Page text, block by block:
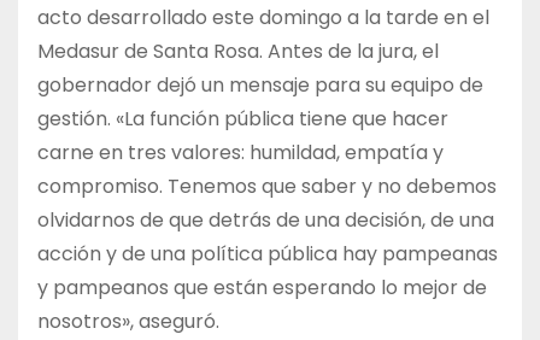
acto desarrollado este domingo a la tarde en el
Medasur de Santa Rosa. Antes de la jura, el
gobernador dejó un mensaje para su equipo de
gestión. «La función pública tiene que hacer
carne en tres valores: humildad, empatía y
compromiso. Tenemos que saber y no debemos
olvidarnos de que detrás de una decisión, de una
acción y de una política pública hay pampeanas
y pampeanos que están esperando lo mejor de
nosotros», aseguró.